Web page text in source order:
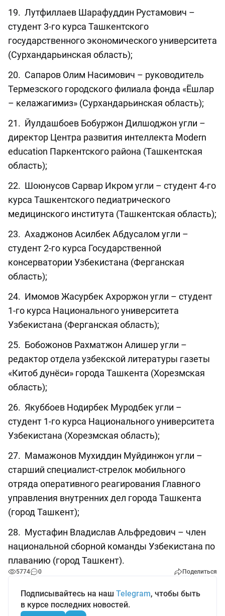
19. Лутфиллаев Шарафуддин Рустамович –
студент 3-го курса Ташкентского
государственного экономического университета
(Сурхандарьинская область);
20. Сапаров Олим Насимович – руководитель
Термезского городского филиала фонда «Ёшлар
– келажагимиз» (Сурхандарьинская область);
21. Йулдашбоев Бобуржон Дилшоджон угли –
директор Центра развития интеллекта Modern
eduсation Паркентского района (Ташкентская
область);
22. Шоюнусов Сарвар Икром угли – студент 4-го
курса Ташкентского педиатрического
медицинского института (Ташкентская область);
23. Ахаджонов Асилбек Абдусалом угли –
студент 2-го курса Государственной
консерватории Узбекистана (Ферганская
область);
24. Имомов Жасурбек Ахроржон угли – студент
1-го курса Национального университета
Узбекистана (Ферганская область);
25. Бобожонов Рахматжон Алишер угли –
редактор отдела узбекской литературы газеты
«Китоб дунёси» города Ташкента (Хорезмская
область);
26. Якуббоев Нодирбек Муродбек угли –
студент 1-го курса Национального университета
Узбекистана (Хорезмская область);
27. Мамажонов Мухиддин Муйдинжон угли –
старший специалист-стрелок мобильного
отряда оперативного реагирования Главного
управления внутренних дел города Ташкента
(город Ташкент);
28. Мустафин Владислав Альфредович – член
национальной сборной команды Узбекистана по
плаванию (город Ташкент).
5774 0 Поделиться
Подписывайтесь на наш Telegram, чтобы быть
в курсе последних новостей.